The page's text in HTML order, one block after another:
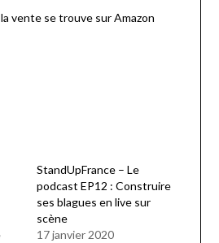
vente se trouve sur Amazon
StandUpFrance – Le
podcast EP12 : Construire
ses blagues en live sur
scène
17 janvier 2020